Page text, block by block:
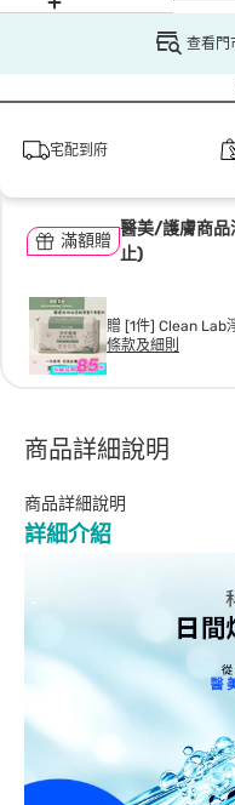
查看門
宅配到府
滿額贈
醫美/護膚商
止)
贈 [1件] Clean Lab
條款及細則
商品詳細說明
商品詳細說明
詳細介紹